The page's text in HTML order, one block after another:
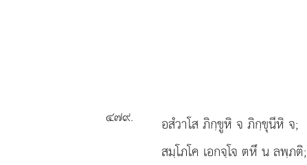
๔๗๙. อสํวาโส ภิกฺขูหิ จ ภิกฺขุนีหิ จ;
สมฺโภโค เอกจฺโจ ตหึ น ลพฺภติ;